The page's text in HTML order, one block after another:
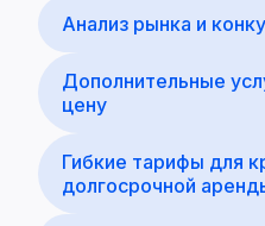
Анализ рынка и
Дополнительные
цену
Гибкие тарифы для
долгосрочной